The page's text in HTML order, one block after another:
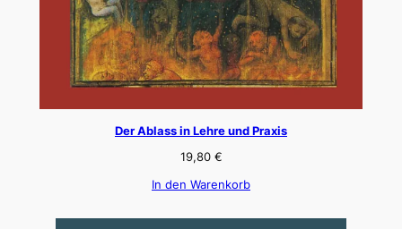
Der Ablass in Lehre und Praxis
19,80 €
In den Warenkorb